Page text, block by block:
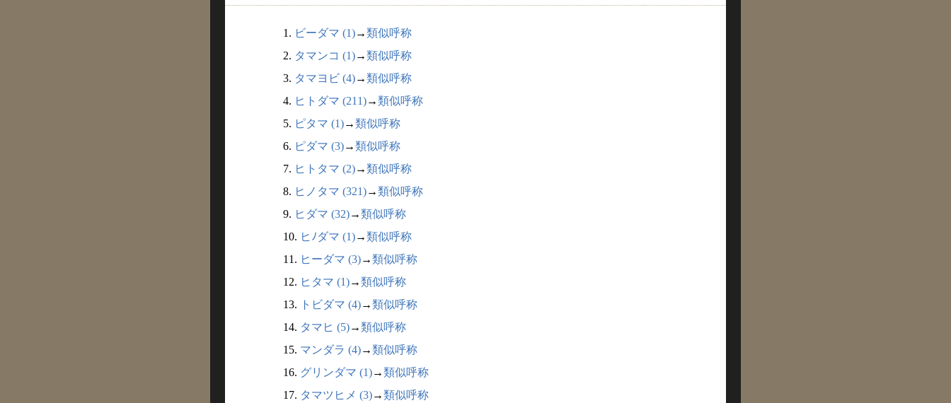
1. ビーダマ (1)→類似呼称
2. タマンコ (1)→類似呼称
3. タマヨビ (4)→類似呼称
4. ヒトダマ (211)→類似呼称
5. ピタマ (1)→類似呼称
6. ピダマ (3)→類似呼称
7. ヒトタマ (2)→類似呼称
8. ヒノタマ (321)→類似呼称
9. ヒダマ (32)→類似呼称
10. ヒﾉダマ (1)→類似呼称
11. ヒーダマ (3)→類似呼称
12. ヒタマ (1)→類似呼称
13.
トビダマ (4)→類似呼称
14. タマヒ (5)→類似呼称
15. マンダラ (4)→類似呼称
16. グリンダマ (1)→類似呼称
17. タマツヒメ (3)→類似呼称